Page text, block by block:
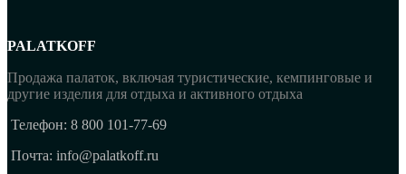
PALATKOFF
Продажа палаток, включая туристические, кемпинговые и
другие изделия для отдыха и активного отдыха
Телефон: 8 800 101-77-69
Почта: info@palatkoff.ru